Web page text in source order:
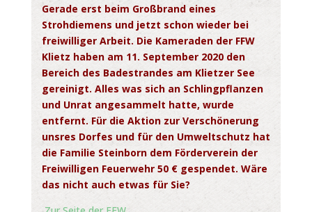
Gerade erst beim Großbrand eines
Strohdiemens und jetzt schon wieder bei
freiwilliger Arbeit. Die Kameraden der FFW
Klietz haben am 11. September 2020 den
Bereich des Badestrandes am Klietzer See
gereinigt. Alles was sich an Schlingpflanzen
und Unrat angesammelt hatte, wurde
entfernt. Für die Aktion zur Verschönerung
unsres Dorfes und für den Umweltschutz hat
die Familie Steinborn dem Förderverein der
Freiwilligen Feuerwehr 50 € gespendet. Wäre
das nicht auch etwas für Sie?